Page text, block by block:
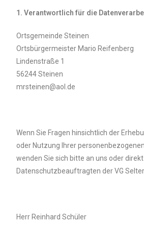
1. Verantwortlich für die
Ortsgemeinde Steinen
Ortsbürgermeister Mario Reifenberg
Lindenstraße 1
56244 Steinen
mrsteinen@aol.de
Wenn Sie Fragen hinsichtlich der
oder Nutzung Ihrer
wenden Sie sich bitte an uns oder
Datenschutzbeauftragten der VG
Herr Reinhard Schüler